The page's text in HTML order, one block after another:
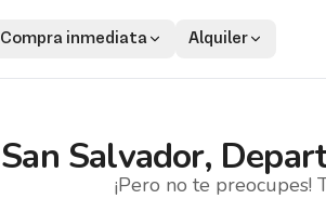
Compra inmediata Alquiler
San Salvador,
¡Pero no te preocupes!